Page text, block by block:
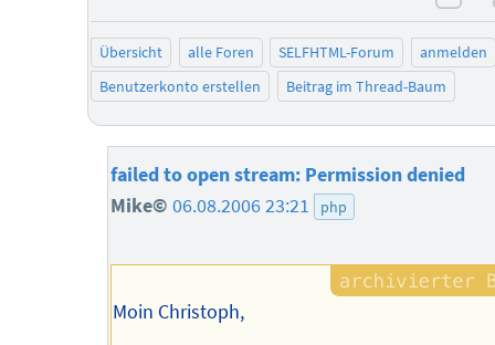
Übersicht alle Foren SELFHTML-Forum
anmelden
Benutzerkonto erstellen
Beitrag im Thread-Baum
failed to open stream: Permission denied
Mike© 06.08.2006 23:21 php
Moin Christoph,